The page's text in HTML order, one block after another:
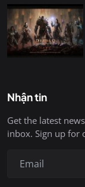
Nhận tin
Get the latest
inbox. Sign up for